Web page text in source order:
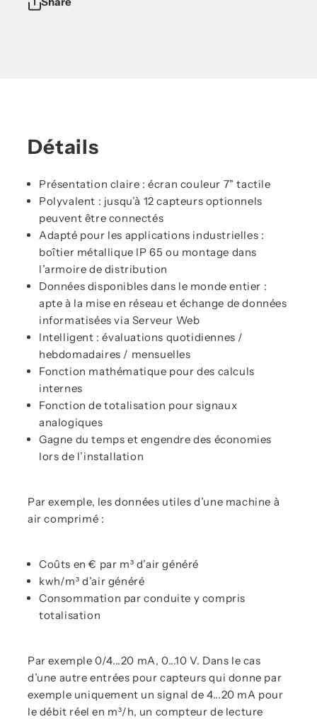
Détails
Présentation claire : écran couleur 7" tactile
Polyvalent : jusqu’à 12 capteurs optionnels
peuvent être connectés
Adapté pour les applications industrielles :
boîtier métallique IP 65 ou montage dans
l’armoire de distribution
Données disponibles dans le monde entier :
apte à la mise en réseau et échange de données
informatisées via Serveur Web
Intelligent : évaluations quotidiennes /
hebdomadaires / mensuelles
Fonction mathématique pour des calculs
internes
Fonction de totalisation pour signaux
analogiques
Gagne du temps et engendre des économies
lors de l’installation
Par exemple, les données utiles d’une machine à
air comprimé :
Coûts en € par m³ d’air généré
kwh/m³ d’air généré
Consommation par conduite y compris
totalisation
Par exemple 0/4...20 mA, 0...10 V. Dans le cas
d’une autre entrées pour capteurs qui donne par
exemple uniquement un signal de 4...20 mA pour
le débit réel en m³/h, un compteur de lecture